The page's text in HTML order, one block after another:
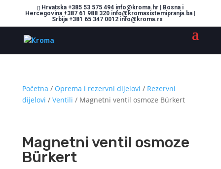
Hrvatska +385 53 575 494 info@kroma.hr | Bosna i
Hercegovina +387 61 988 320 info@kromasistemipranja.ba |
Srbija +381 65 347 0012 info@kroma.rs
Početna / Oprema i rezervni dijelovi / Rezervni
dijelovi / Ventili / Magnetni ventil osmoze Bürkert
Magnetni ventil osmoze
Bürkert